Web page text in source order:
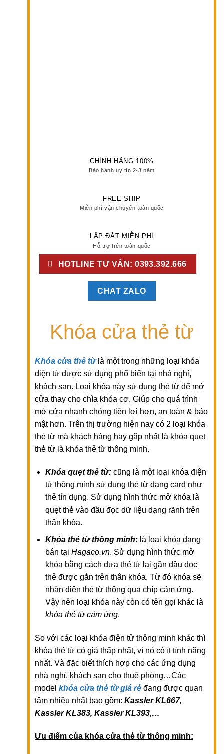
CHÍNH HÃNG 100%
Bảo hành uy tín 2-3 năm
FREE SHIP
Miễn phí vận chuyển toàn quốc
LẮP ĐẶT MIỄN PHÍ
Hỗ trợ trên toàn quốc
HOTLINE TƯ VẤN: 0393.392.666
CHAT ZALO
Khóa cửa thẻ từ
Khóa cửa thẻ từlà một trong những loại khóa
điện tử được sử dụng phổ biến tại nhà nghỉ,
khách sạn. Loại khóa này sử dụng thẻ từ để mở
cửa thay cho chìa khóa cơ. Giúp cho quá trình
mở cửa nhanh chóng tiện lợi hơn, an toàn & bảo
mật hơn. Trên thị trường hiện nay có 2 loại khóa
thẻ từ mà khách hàng hay gặp nhất là khóa quẹt
thẻ từ là khóa thẻ từ thông minh.
Khóa quẹt thẻ từ:cũng là một loại khóa điện
tử thông minh sử dụng thẻ từ dạng card như
thẻ tín dụng. Sử dụng hình thức mở khóa là
quẹt thẻ vào đầu đọc dữ liệu dạng rãnh trên
thân khóa.
Khóa thẻ từ thông minh:là loại khóa đang
bán tại Hagaco.vn. Sử dụng hình thức mở
khóa bằng cách đưa thẻ từ lại gần đầu đọc
thẻ được gắn trên thân khóa. Từ đó khóa sẽ
nhận diện thẻ từ thông qua chíp cảm ứng.
Vậy nên loại khóa này còn có tên gọi khác là
khóa thẻ từ cảm ứng.
So với các loại khóa điện tử thông minh khác thì
khóa thẻ từ có giá thấp nhất, vì nó có ít tính năng
nhất. Và đặc biết thích hợp cho các ứng dụng
nhà nghỉ, khách sạn cho thuê phòng…Các
model khóa cửa thẻ từ giá rẻ đang được quan
tâm nhiều nhất bao gồm: Kassler KL667,
Kassler KL383, Kassler KL393,…
Ưu điểm của khóa cửa thẻ từ thông minh: